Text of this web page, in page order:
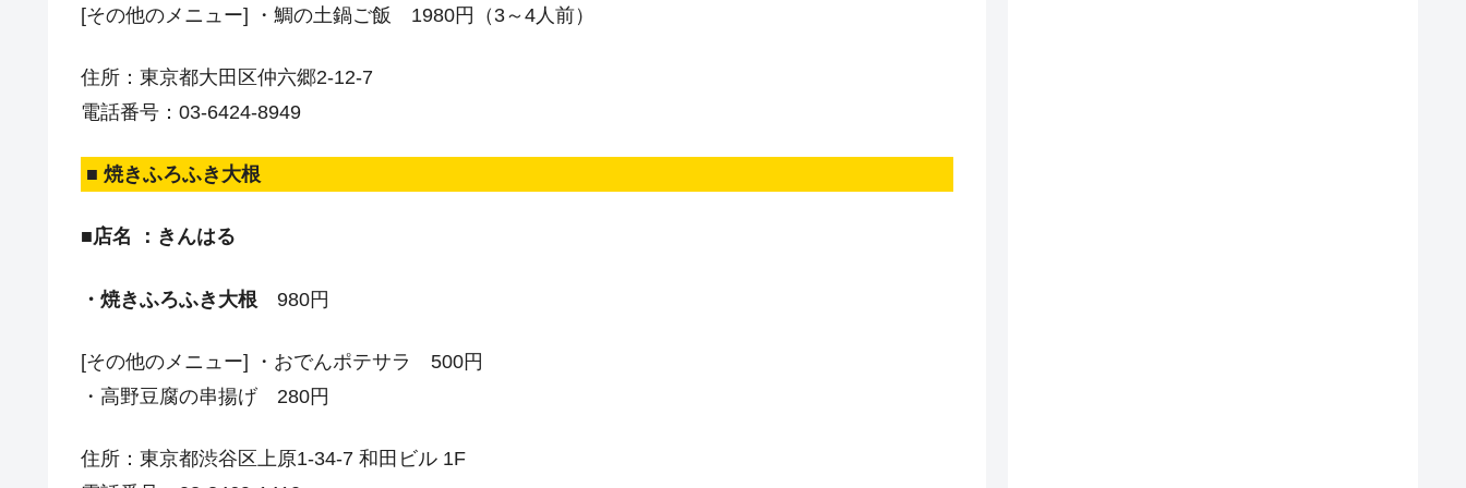
[その他のメニュー] ・鯛の土鍋ご飯 1980円（3～4人前）
住所：東京都大田区仲六郷2-12-7
電話番号：03-6424-8949
■ 焼きふろふき大根
■店名 ：きんはる
・焼きふろふき大根 980円
[その他のメニュー] ・おでんポテサラ 500円
・高野豆腐の串揚げ 280円
住所：東京都渋谷区上原1-34-7 和田ビル 1F